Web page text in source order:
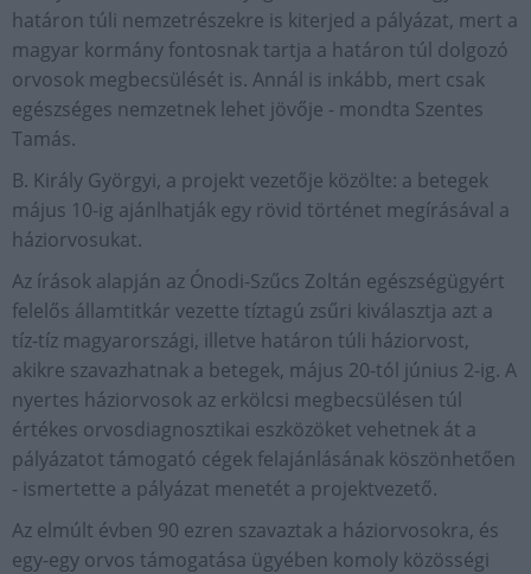
határon túli nemzetrészekre is kiterjed a pályázat, mert a
magyar kormány fontosnak tartja a határon túl dolgozó
orvosok megbecsülését is. Annál is inkább, mert csak
egészséges nemzetnek lehet jövője - mondta Szentes
Tamás.
B. Király Györgyi, a projekt vezetője közölte: a betegek
május 10-ig ajánlhatják egy rövid történet megírásával a
háziorvosukat.
Az írások alapján az Ónodi-Szűcs Zoltán egészségügyért
felelős államtitkár vezette tíztagú zsűri kiválasztja azt a
tíz-tíz magyarországi, illetve határon túli háziorvost,
akikre szavazhatnak a betegek, május 20-tól június 2-ig. A
nyertes háziorvosok az erkölcsi megbecsülésen túl
értékes orvosdiagnosztikai eszközöket vehetnek át a
pályázatot támogató cégek felajánlásának köszönhetően
- ismertette a pályázat menetét a projektvezető.
Az elmúlt évben 90 ezren szavaztak a háziorvosokra, és
egy-egy orvos támogatása ügyében komoly közösségi